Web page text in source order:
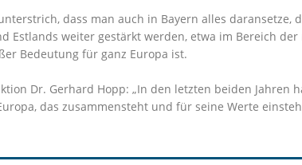
dass man auch in Bayern alles
Estlands weiter gestärkt werden, etwa im Bereich
Bedeutung für ganz Europa ist.
Dr. Gerhard Hopp: „In den letzten beiden Jahren
das zusammensteht und für seine Werte